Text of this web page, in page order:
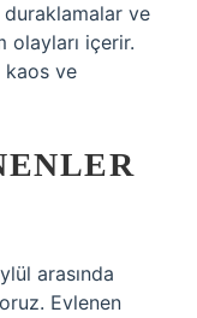
duraklamalar ve
olayları içerir.
kaos ve
arasında
Evlenen